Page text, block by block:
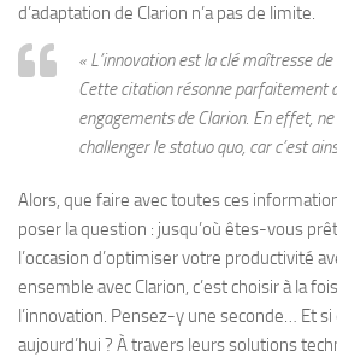
d’adaptation de Clarion n’a pas de limite.
« L’innovation est la clé maîtresse
Cette citation résonne parfaitement
engagements de Clarion. En effet,
challenger le statuo quo, car c’est
Alors, que faire avec toutes ces
poser la question : jusqu’où êtes-vous
l’occasion d’optimiser votre productivité
ensemble avec Clarion, c’est choisir à la
l’innovation. Pensez-y une seconde… Et
aujourd’hui ? À travers leurs solutions